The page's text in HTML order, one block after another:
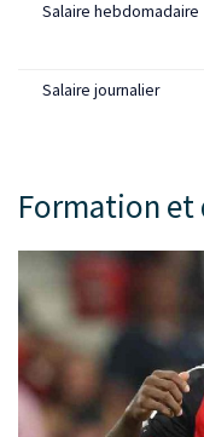
Salaire hebdomadaire
Salaire journalier
Formation et